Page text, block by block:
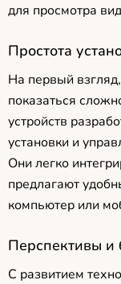
для просмотра
Простота
На первый
показаться
устройств
установки и
Они легко
предлагают
компьютер или
Перспективы и
С развитием